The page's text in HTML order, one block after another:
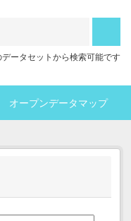
データセットから検索可能です
オープンデータマップ